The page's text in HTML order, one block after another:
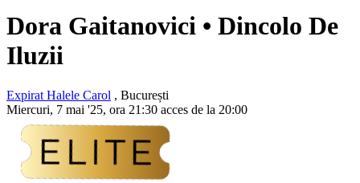
Dora Gaitanovici • Dincolo De
Iluzii
Expirat Halele Carol , București
Miercuri, 7 mai '25, ora 21:30 acces de la 20:00